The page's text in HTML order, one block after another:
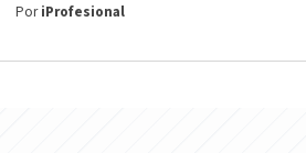
PoriProfesional